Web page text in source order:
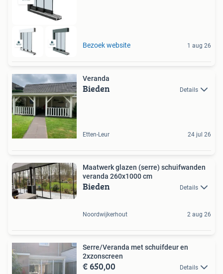
Bezoek website 1 aug 26
Veranda
Bieden Details
Etten-Leur 24 jul 26
Maatwerk glazen (serre) schuifwanden
veranda 260x1000 cm
Bieden Details
Noordwijkerhout 2 aug 26
Serre/Veranda met schuifdeur en
2xzonscreen
€ 650,00 Details